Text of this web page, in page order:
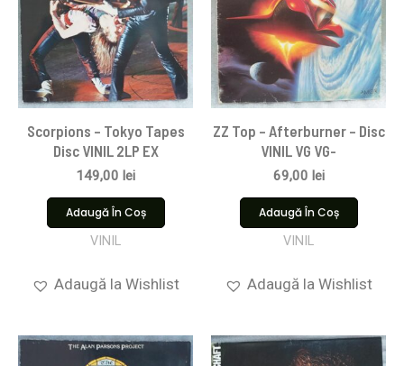
Scorpions ‎– Tokyo Tapes
Disc VINIL 2LP EX
149,00 lei
Adaugă În Coș
VINIL
Adaugă la Wishlist
ZZ Top – Afterburner – Disc
VINIL VG VG-
69,00 lei
Adaugă În Coș
VINIL
Adaugă la Wishlist